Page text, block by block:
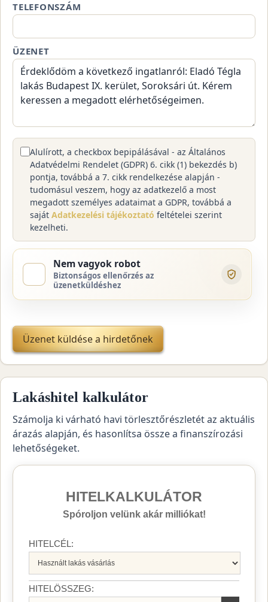
TELEFONSZÁM
ÜZENET
Alulírott, a checkbox bepipálásával - az Általános
Adatvédelmi Rendelet (GDPR) 6. cikk (1) bekezdés b)
pontja, továbbá a 7. cikk rendelkezése alapján -
tudomásul veszem, hogy az adatkezelő a most
megadott személyes adataimat a GDPR, továbbá a
saját Adatkezelési tájékoztató feltételei szerint
kezelheti.
Nem vagyok robot
Biztonságos ellenőrzés az
üzenetküldéshez
Üzenet küldése a hirdetőnek
Lakáshitel kalkulátor
Számolja ki várható havi törlesztőrészletét az aktuális
árazás alapján, és hasonlítsa össze a finanszírozási
lehetőségeket.